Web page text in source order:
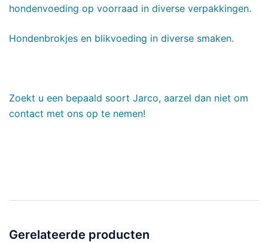
hondenvoeding op voorraad in diverse verpakkingen.
Hondenbrokjes en blikvoeding in diverse smaken.
Zoekt u een bepaald soort Jarco, aarzel dan niet om
contact met ons op te nemen!
Gerelateerde producten